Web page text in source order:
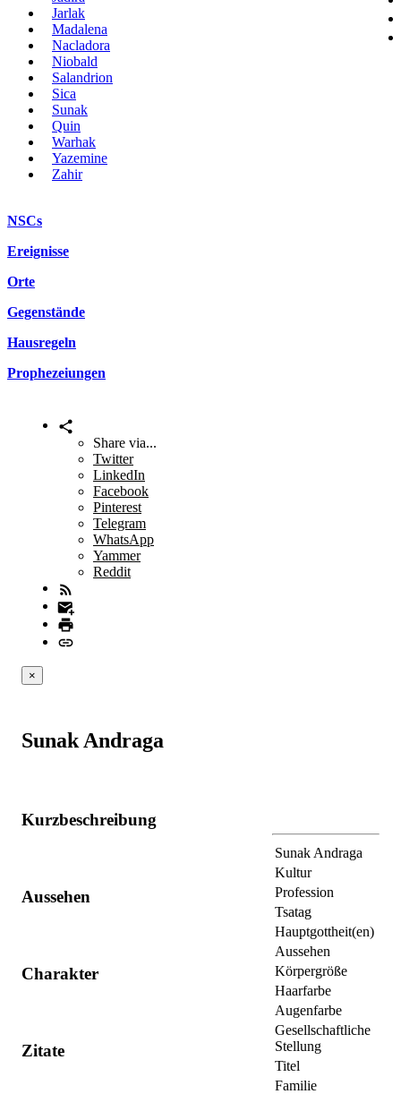
Jarlak
Madalena
Nacladora
Niobald
Salandrion
Sica
Sunak
Quin
Warhak
Yazemine
Zahir
NSCs
Ereignisse
Orte
Gegenstände
Hausregeln
Prophezeiungen
Share via...
Twitter
LinkedIn
Facebook
Pinterest
Telegram
WhatsApp
Yammer
Reddit
×
Sunak Andraga
Sunak Andraga
Kultur
Profession
Tsatag
Hauptgottheit(en)
Aussehen
Körpergröße
Haarfarbe
Augenfarbe
Gesellschaftliche
Stellung
Titel
Familie
Kurzbeschreibung
Aussehen
Charakter
Zitate